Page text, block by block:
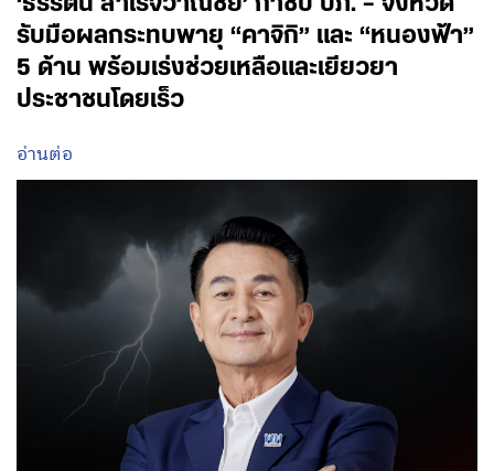
รับมือผลกระทบพายุ “คาจิกิ” และ “หนองฟ้า”
5 ด้าน พร้อมเร่งช่วยเหลือและเยียวยา
ประชาชนโดยเร็ว
อ่านต่อ